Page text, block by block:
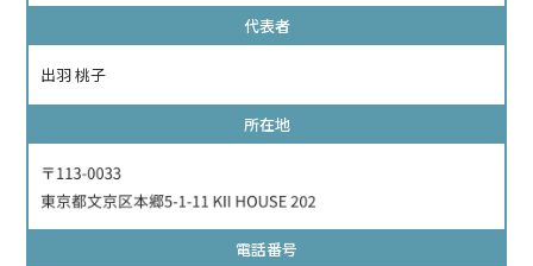
代表者
出羽 桃子
所在地
電話番号